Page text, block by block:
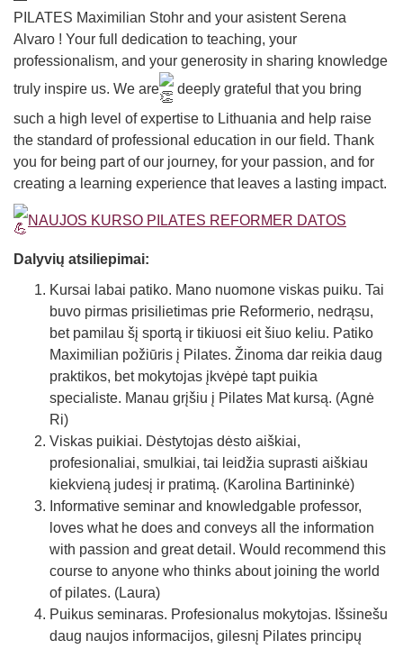
PILATES Maximilian Stohr and your asistent Serena
Alvaro ! Your full dedication to teaching, your
professionalism, and your generosity in sharing knowledge
truly inspire us. We are
deeply grateful that you bring
such a high level of expertise to Lithuania and help raise
the standard of professional education in our field. Thank
you for being part of our journey, for your passion, and for
creating a learning experience that leaves a lasting impact.
NAUJOS KURSO PILATES REFORMER DATOS
Dalyvių atsiliepimai:
Kursai labai patiko. Mano nuomone viskas puiku. Tai
buvo pirmas prisilietimas prie Reformerio, nedrąsu,
bet pamilau šį sportą ir tikiuosi eit šiuo keliu. Patiko
Maximilian požiūris į Pilates. Žinoma dar reikia daug
praktikos, bet mokytojas įkvėpė tapt puikia
specialiste. Manau grįšiu į Pilates Mat kursą. (Agnė
Ri)
Viskas puikiai. Dėstytojas dėsto aiškiai,
profesionaliai, smulkiai, tai leidžia suprasti aiškiau
kiekvieną judesį ir pratimą. (Karolina Bartininkė)
Informative seminar and knowledgable professor,
loves what he does and conveys all the information
with passion and great detail. Would recommend this
course to anyone who thinks about joining the world
of pilates. (Laura)
Puikus seminaras. Profesionalus mokytojas. Išsinešu
daug naujos informacijos, gilesnį Pilates principų